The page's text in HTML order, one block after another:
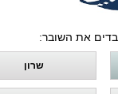
את השובר:
שרון